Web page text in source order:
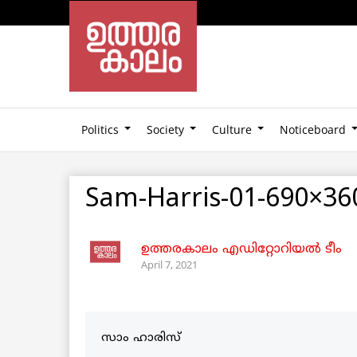
Politics Society Culture Noticeboard
Sam-Harris-01-
ഉത്തരകാലം എഡിറ്റോറിയല്‍ ടീം
April 7, 2021
സാം ഹാരിസ്